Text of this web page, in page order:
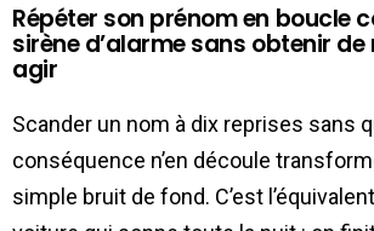
Répéter son prénom en boucle
sirène d’alarme sans obtenir
agir
Scander un nom à dix reprises sans
conséquence n’en découle
simple bruit de fond. C’est